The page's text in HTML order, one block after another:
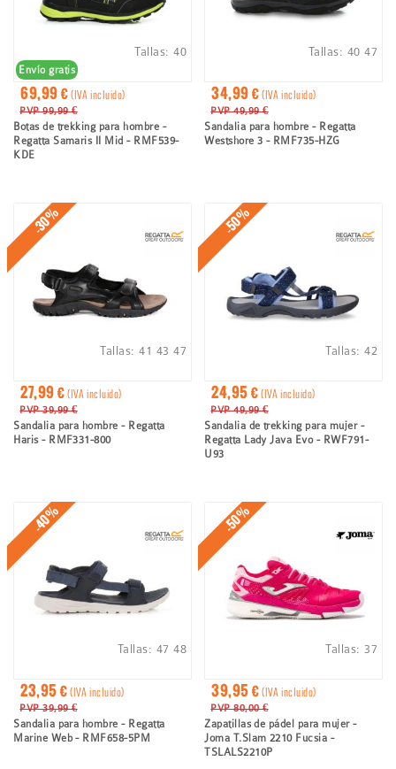
Envío gratis
69,99 €(IVA incluido)
PVP 99,99 €
Botas de trekking para hombre -
Regatta Samaris II Mid - RMF539-
KDE
Tallas:40
34,99 €(IVA incluido)
PVP 49,99 €
Sandalia para hombre - Regatta
Westshore 3 - RMF735-HZG
Tallas: 40 47
-30%
27,99 €(IVA incluido)
PVP 39,99 €
Sandalia para hombre - Regatta
Haris - RMF331-800
Tallas:41 43 47
-50%
24,95 €(IVA incluido)
PVP 49,99 €
Sandalia de trekking para mujer -
Regatta Lady Java Evo - RWF791-
U93
Tallas:42
-40%
23,95 €(IVA incluido)
PVP 39,99 €
Sandalia para hombre - Regatta
Marine Web - RMF658-5PM
Tallas: 47 48
-50%
39,95 €(IVA incluido)
PVP 80,00 €
Zapatillas de pádel para mujer -
Joma T.Slam 2210 Fucsia -
TSLALS2210P
Tallas:37